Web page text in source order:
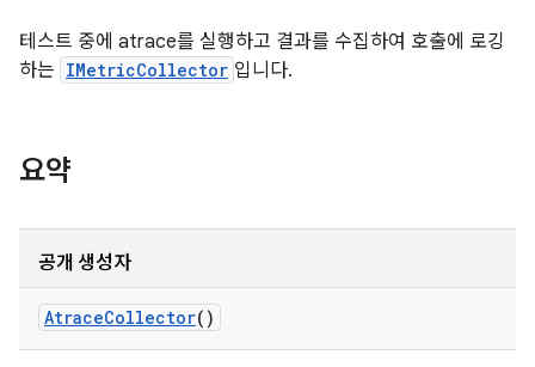
테스트 중에 atrace를 실행하고 결과를 수집하여 호출에 로깅
하는 IMetricCollector 입니다.
요약
공개 생성자
AtraceCollector()